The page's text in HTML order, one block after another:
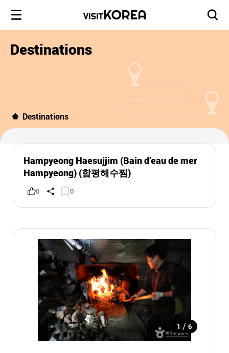
Destinations
Destinations
Hampyeong Haesujjim (Bain d’eau de mer
Hampyeong) (함평해수찜)
0 0
1 / 6